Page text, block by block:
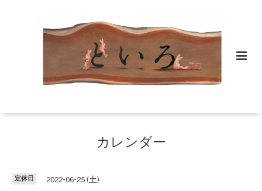
カレンダー
定休日 2022-06-25 (土)